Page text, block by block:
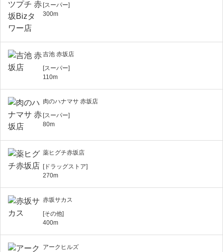
[スーパー]
300m
吉池 赤坂店
[スーパー]
110m
肉のハナマサ 赤坂店
[スーパー]
80m
薬ヒグチ赤坂店
[ドラッグストア]
270m
赤坂サカス
[その他]
400m
アークヒルズ